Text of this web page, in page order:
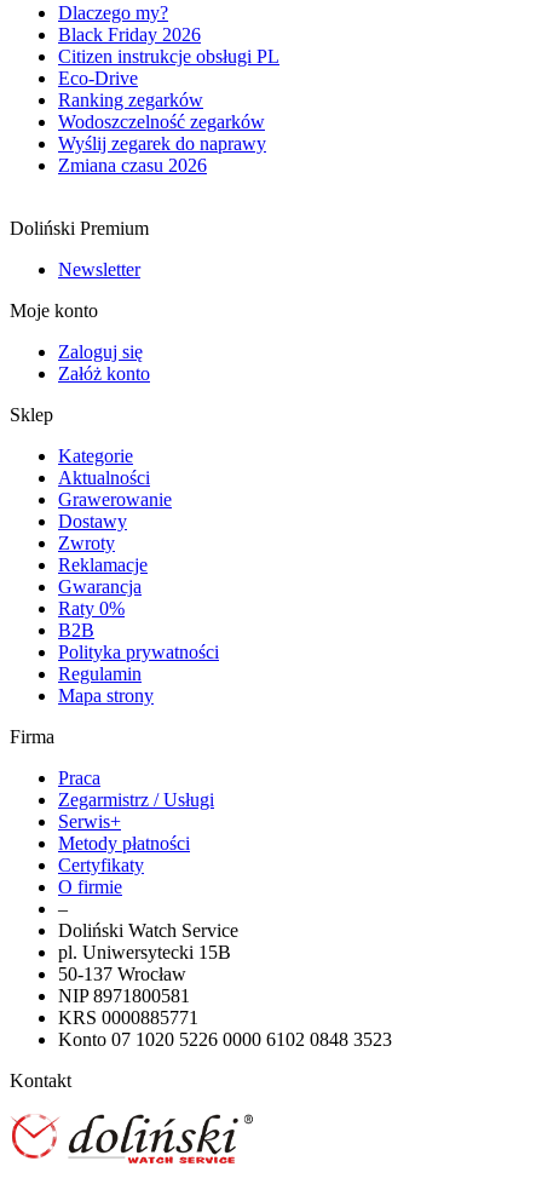
Dlaczego my?
Black Friday 2026
Citizen instrukcje obsługi PL
Eco-Drive
Ranking zegarków
Wodoszczelność zegarków
Wyślij zegarek do naprawy
Zmiana czasu 2026
Doliński Premium
Newsletter
Moje konto
Zaloguj się
Załóż konto
Sklep
Kategorie
Aktualności
Grawerowanie
Dostawy
Zwroty
Reklamacje
Gwarancja
Raty 0%
B2B
Polityka prywatności
Regulamin
Mapa strony
Firma
Praca
Zegarmistrz / Usługi
Serwis+
Metody płatności
Certyfikaty
O firmie
–
Doliński Watch Service
pl. Uniwersytecki 15B
50-137 Wrocław
NIP 8971800581
KRS 0000885771
Konto 07 1020 5226 0000 6102 0848 3523
Kontakt